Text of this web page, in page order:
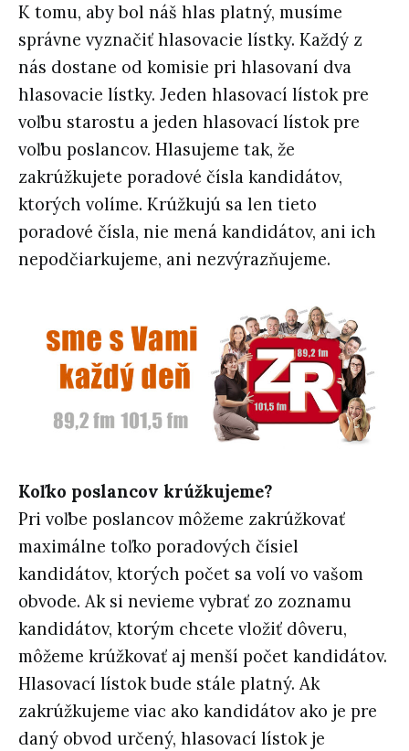
K tomu, aby bol náš hlas platný, musíme
správne vyznačiť hlasovacie lístky. Každý z
nás dostane od komisie pri hlasovaní dva
hlasovacie lístky. Jeden hlasovací lístok pre
voľbu starostu a jeden hlasovací lístok pre
voľbu poslancov. Hlasujeme tak, že
zakrúžkujete poradové čísla kandidátov,
ktorých volíme. Krúžkujú sa len tieto
poradové čísla, nie mená kandidátov, ani ich
nepodčiarkujeme, ani nezvýrazňujeme.
Koľko poslancov krúžkujeme?
Pri voľbe poslancov môžeme zakrúžkovať
maximálne toľko poradových čísiel
kandidátov, ktorých počet sa volí vo vašom
obvode. Ak si nevieme vybrať zo zoznamu
kandidátov, ktorým chcete vložiť dôveru,
môžeme krúžkovať aj menší počet kandidátov.
Hlasovací lístok bude stále platný. Ak
zakrúžkujeme viac ako kandidátov ako je pre
daný obvod určený, hlasovací lístok je